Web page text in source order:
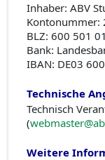
Inhaber: ABV
Kontonummer:
BLZ: 600 501 01
Bank:
IBAN: DE03
Technische
Technisch
(
Weitere